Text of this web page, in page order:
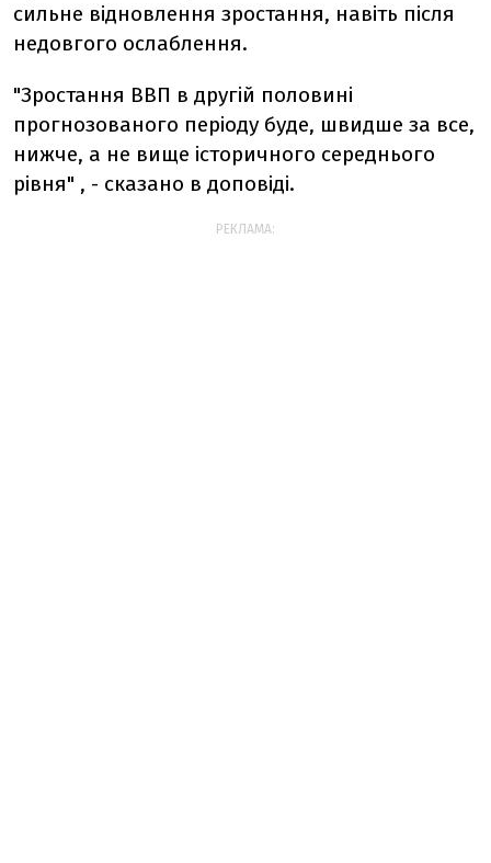
сильне відновлення зростання, навіть після
недовгого ослаблення.
"Зростання ВВП в другій половині
прогнозованого періоду буде, швидше за все,
нижче, а не вище історичного середнього
рівня" , - сказано в доповіді.
РЕКЛАМА: